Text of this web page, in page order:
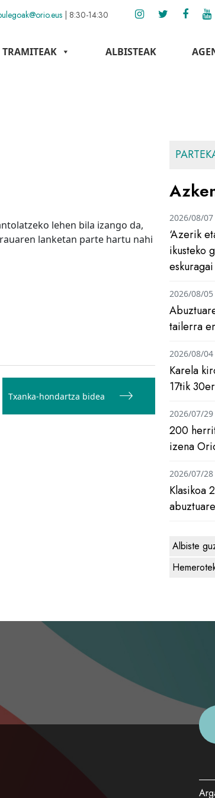
| 8:30-14:30
TRAMITEAK ALBISTEAK
lehen bila izango da,
lanketan parte hartu nahi
Txanka-hondartza bidea
‘Azerik
ikusteko
eskuragai
2026/08/07
tailerra
2026/08/05
Karela
17tik
2026/08/04
200
izena
2026/07/29
Klasikoa
2026/07/28
Albiste